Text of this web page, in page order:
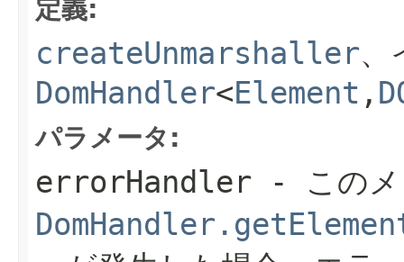
定義:
createUnmarshaller、
DomHandler<Element ,
パラメータ:
errorHandler - このメ